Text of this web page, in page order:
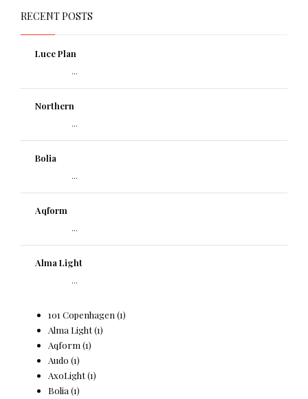
RECENT POSTS
Luce Plan
...
Northern
...
Bolia
...
Aqform
...
Alma Light
...
101 Copenhagen (1)
Alma Light(1)
Aqform (1)
Audo (1)
AxoLight(1)
Bolia (1)